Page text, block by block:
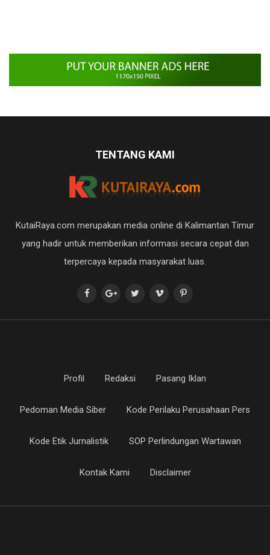
TENTANG KAMI
KutaiRaya.com merupakan media online di Kalimantan Timur
yang hadir untuk memberikan informasi secara cepat dan
terpercaya kepada masyarakat luas.
Profil Redaksi Pasang Iklan
Pedoman Media Siber Kode Perilaku Perusahaan Pers
Kode Etik Jurnalistik SOP Perlindungan Wartawan
Kontak Kami Disclaimer